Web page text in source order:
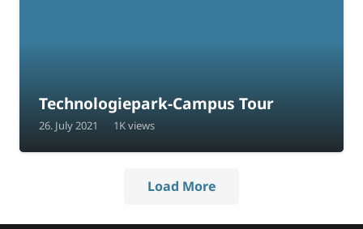
Technologiepark-Campus Tour
26. July 2021 1Kviews
Load More